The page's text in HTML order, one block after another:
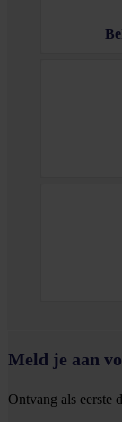
Meld je aan
Ontvang als eerste